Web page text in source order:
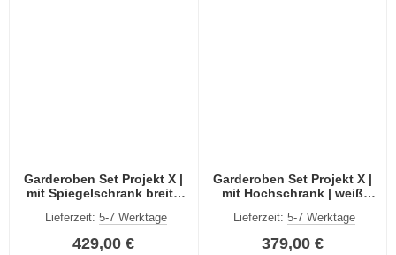
Garderoben Set Projekt X |
mit Spiegelschrank breit |
Lieferzeit: 5-7 Werktage
429,00 €
Garderoben Set Projekt X |
mit Hochschrank | weiß
Lieferzeit:5-7 Werktage
379,00 €